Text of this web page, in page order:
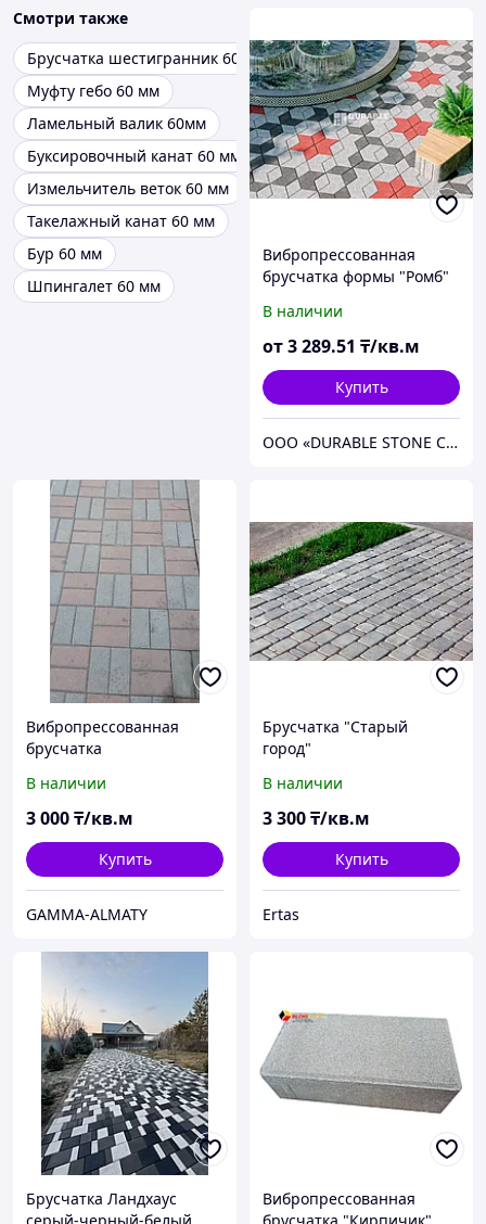
Смотри также
Брусчатка шестигранник 60мм
Муфту гебо 60 мм
Ламельный валик 60мм
Буксировочный канат 60 мм
Измельчитель веток 60 мм
Такелажный канат 60 мм
Бур 60 мм
Шпингалет 60 мм
Вибропрессованная
брусчатка формы "Ромб"
В наличии
от3 289.51 ₸/кв.м
Купить
ООО «DURABLE STONE CORP»
Вибропрессованная
брусчатка
В наличии
3 000₸/кв.м
Купить
GAMMA-ALMATY
Брусчатка "Старый
город"
В наличии
3 300₸/кв.м
Купить
Ertas
Брусчатка Ландхаус
Вибропрессованная